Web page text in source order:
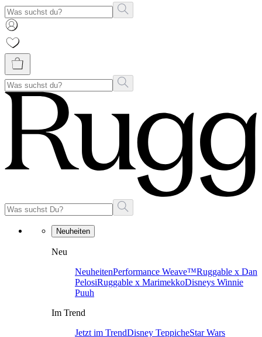
Neuheiten
Neu
NeuheitenPerformance Weave™Ruggable x Dan
PelosiRuggable x MarimekkoDisneys Winnie
Puuh
Im Trend
Jetzt im TrendDisney TeppicheStar Wars